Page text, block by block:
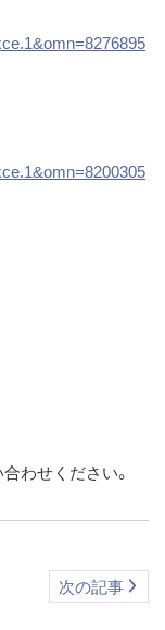
わせください。
次の記事